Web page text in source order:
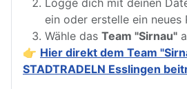
Logge dich mit deinen
ein oder erstelle ein neues
Wähle das Team "Sirnau"
👉 Hier direkt dem Team
STADTRADELN Esslingen